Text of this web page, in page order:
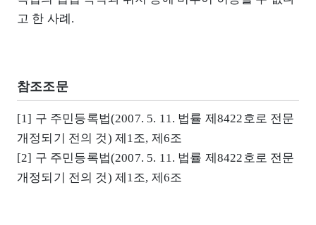
고 한 사례.
참조조문
[1] 구 주민등록법(2007. 5. 11. 법률 제8422호로 전문
개정되기 전의 것) 제1조, 제6조
[2] 구 주민등록법(2007. 5. 11. 법률 제8422호로 전문
개정되기 전의 것) 제1조, 제6조